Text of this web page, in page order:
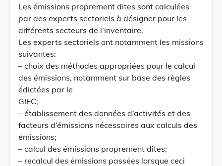
Les émissions proprement dites sont calculées
par des experts sectoriels à désigner pour les
différents secteurs de l’inventaire.
Les experts sectoriels ont notamment les missions
suivantes:
– choix des méthodes appropriées pour le calcul
des émissions, notamment sur base des règles
édictées par le
GIEC;
– établissement des données d’activités et des
facteurs d’émissions nécessaires aux calculs des
émissions;
– calcul des émissions proprement dites;
– recalcul des émissions passées lorsque ceci